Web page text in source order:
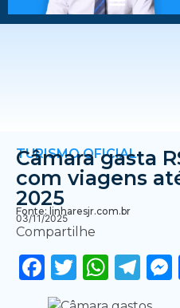
TURISMO OFICIAL
Câmara gasta
com viagens
2025
Fonte: linharesjr.com.br
03/11/2025
Compartilhe
Facebook
Twitter